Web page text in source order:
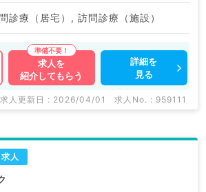
診療（居宅）, 訪問診療（施設）
求人を
紹介してもらう
詳細を
見る
求人更新日 : 2026/04/01 求人No. : 959111
人